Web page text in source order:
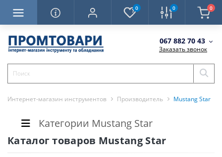
0 0 0
067 882 70 43
Заказать звонок
Интернет-магазин инструментов Производитель Mustang Star
Категории Mustang Star
Каталог товаров Mustang Star